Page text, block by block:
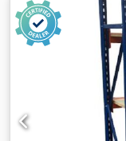
Βασικά ράφια που
800x2500mm μη
των εγκάρσιων και
βάσης 8x
με παραμάνες